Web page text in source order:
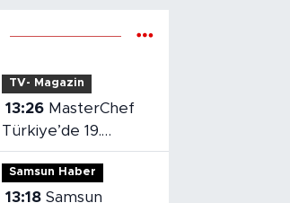
TV- Magazin
13:26
Türkiye’de 19.
önlüğün sahibi belli
oldu
Samsun Haber
13:18 Samsun